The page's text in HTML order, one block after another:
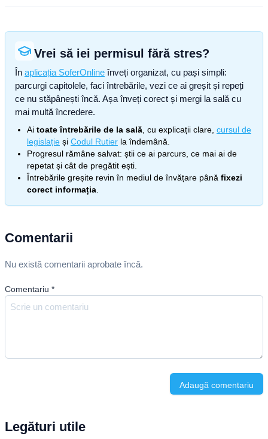
Vrei să iei permisul fără stres?
În aplicația SoferOnline înveți organizat, cu pași simpli:
parcurgi capitolele, faci întrebările, vezi ce ai greșit și repeți
ce nu stăpânești încă. Așa înveți corect și mergi la sală cu
mai multă încredere.
Ai toate întrebările de la sală , cu explicații clare, cursul de
legislație și Codul Rutier la îndemână.
Progresul rămâne salvat: știi ce ai parcurs, ce mai ai de
repetat și cât de pregătit ești.
Întrebările greșite revin în mediul de învățare până fixezi
corect informația
Comentarii
Nu există comentarii aprobate încă.
Comentariu *
Adaugă comentariu
Legături utile